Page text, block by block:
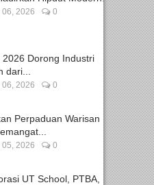
06, 2026 0
2026 Dorong Industri
dari...
06, 2026 0
Perpaduan Warisan
05, 2026 0
UT School, PTBA,